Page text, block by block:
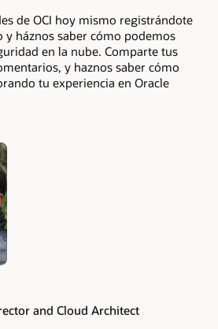
de OCI hoy mismo registrándote
y háznos saber cómo podemos
en la nube. Comparte tus
y haznos saber cómo
tu experiencia en Oracle
and Cloud Architect